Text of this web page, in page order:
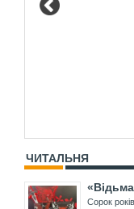
ЧИТАЛЬНЯ
Сорок